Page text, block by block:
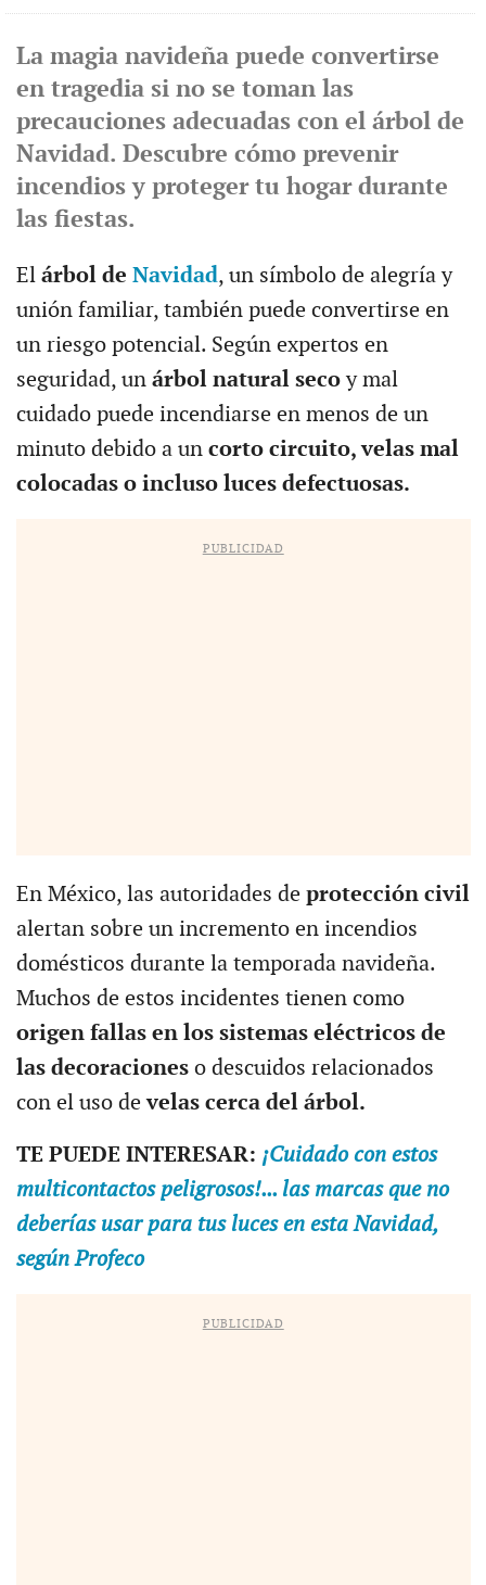
La magia navideña puede convertirse
en tragedia si no se toman las
precauciones adecuadas con el árbol de
Navidad. Descubre cómo prevenir
incendios y proteger tu hogar durante
las fiestas.
Elárbol de Navidad, un símbolo de alegría y
unión familiar, también puede convertirse en
un riesgo potencial. Según expertos en
seguridad, un árbol natural secoy mal
cuidado puede incendiarse en menos de un
minuto debido a un corto circuito, velas mal
colocadas o incluso luces defectuosas.
PUBLICIDAD
En México, las autoridades de protección civil
alertan sobre un incremento en incendios
domésticos durante la temporada navideña.
Muchos de estos incidentes tienen como
origen fallas en los sistemas eléctricos de
las decoraciones o descuidos relacionados
con el uso develas cerca del árbol.
TE PUEDE INTERESAR: ¡Cuidado con estos
multicontactos peligrosos!... las marcas que no
deberías usar para tus luces en esta Navidad,
según Profeco
PUBLICIDAD